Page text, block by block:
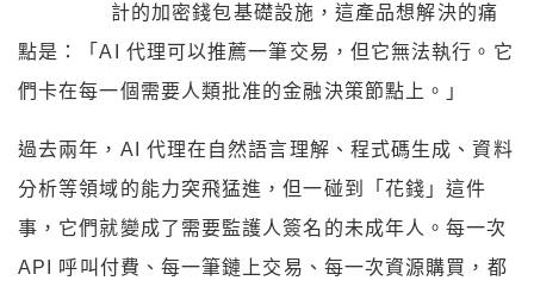
計的加密錢包基礎設施，這產品想解決的痛
點是：「AI 代理可以推薦一筆交易，但它無法執行。它
們卡在每一個需要人類批准的金融決策節點上。」
過去兩年，AI 代理在自然語言理解、程式碼生成、資料
分析等領域的能力突飛猛進，但一碰到「花錢」這件
事，它們就變成了需要監護人簽名的未成年人。每一次
API 呼叫付費、每一筆鏈上交易、每一次資源購買，都